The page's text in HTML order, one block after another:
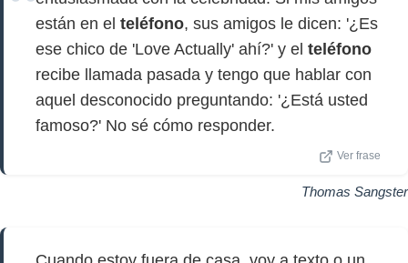
están en el teléfono, sus amigos le dicen: '¿Es
ese chico de 'Love Actually' ahí?' y el teléfono
recibe llamada pasada y tengo que hablar con
aquel desconocido preguntando: '¿Está usted
famoso?' No sé cómo responder.
Ver frase
Thomas Sangster